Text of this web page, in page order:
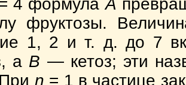
4 формулаА
фруктозы.
1, 2 и т. д. до 7
а В — кетоз; эти
n = 1 в частице